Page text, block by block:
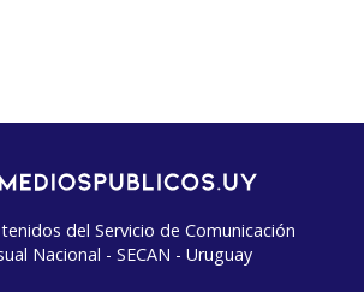
del Servicio de Comunicación
Nacional - SECAN - Uruguay